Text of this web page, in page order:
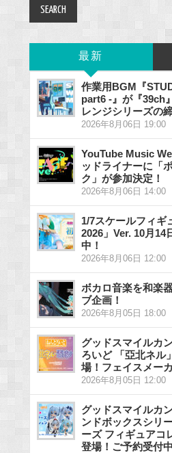
最新
作業用BGM『
part6 -』が『39ch
レンジシリーズの
2026年8月06日 19:00
YouTube Music
ッドライナーに「
ク」が参加決定！
2026年8月06日 14:00
1/7スケールフィギ
2026」Ver. 10月14
中！
2026年8月06日 12:00
ボカロ音楽を和楽
ブ企画！
2026年8月05日 18:00
グッドスマイルカ
ろいど 「亞北ネル
場！フェイスメー
2026年8月05日 12:00
グッドスマイルカ
ンドボックスシリ
ーズ フィギュアコ
登場！ご予約受付中